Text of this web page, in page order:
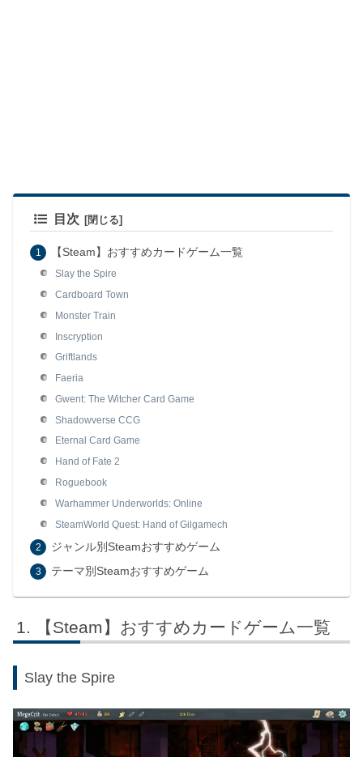
目次
【Steam】おすすめカードゲーム一覧
Slay the Spire
Cardboard Town
Monster Train
Inscryption
Griftlands
Faeria
Gwent: The Witcher Card Game
Shadowverse CCG
Eternal Card Game
Hand of Fate 2
Roguebook
Warhammer Underworlds: Online
SteamWorld Quest: Hand of Gilgamech
ジャンル別Steamおすすめゲーム
テーマ別Steamおすすめゲーム
【Steam】おすすめカードゲーム一覧
Slay the Spire